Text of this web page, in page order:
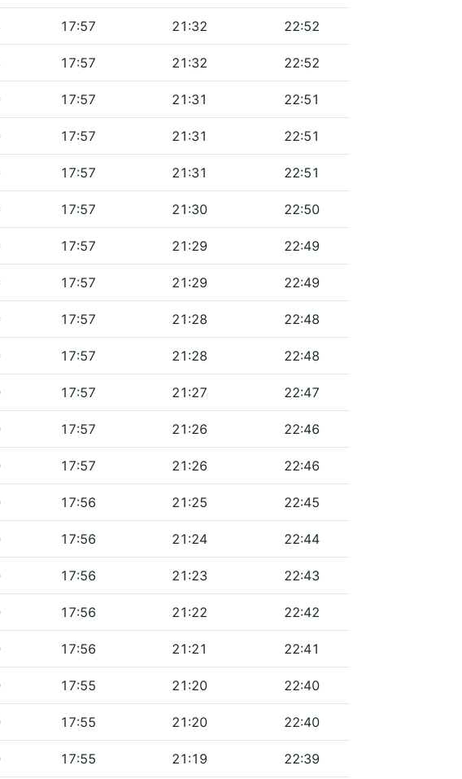
17:57 21:32 22:52
17:57 21:32 22:52
17:57 21:31 22:51
17:57 21:31 22:51
17:57 21:31 22:51
17:57 21:30 22:50
17:57 21:29 22:49
17:57 21:29 22:49
17:57 21:28 22:48
17:57 21:28 22:48
17:57 21:27 22:47
17:57 21:26 22:46
17:57 21:26 22:46
17:56 21:25 22:45
17:56 21:24 22:44
17:56 21:23 22:43
17:56 21:22 22:42
17:56 21:21 22:41
17:55 21:20 22:40
17:55 21:20 22:40
17:55 21:19 22:39